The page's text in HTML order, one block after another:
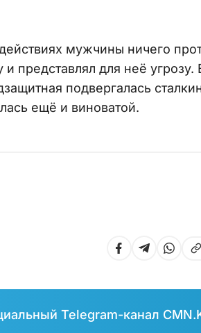
мужчины ничего
представлял для неё
подвергалась
ещё и виноватой.
Telegram-канал